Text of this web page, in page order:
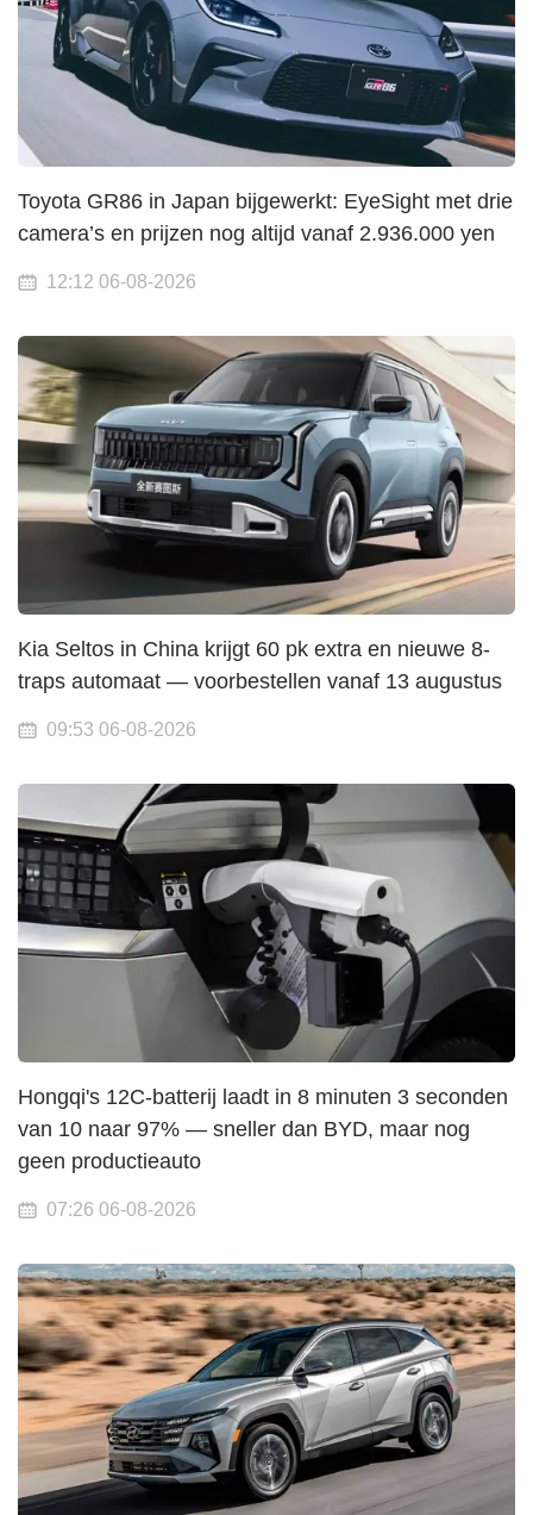
Toyota GR86 in Japan bijgewerkt: EyeSight met drie
camera’s en prijzen nog altijd vanaf 2.936.000 yen
12:12 06-08-2026
Kia Seltos in China krijgt 60 pk extra en nieuwe 8-
traps automaat — voorbestellen vanaf 13 augustus
09:53 06-08-2026
Hongqi's 12C-batterij laadt in 8 minuten 3 seconden
van 10 naar 97% — sneller dan BYD, maar nog
geen productieauto
07:26 06-08-2026